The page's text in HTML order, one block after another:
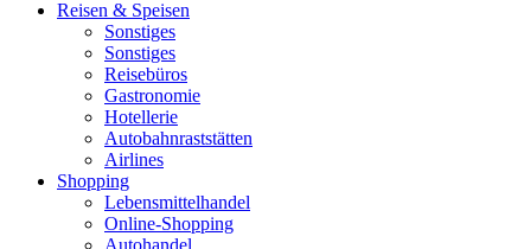
Reisen & Speisen
Sonstiges
Sonstiges
Reisebüros
Gastronomie
Hotellerie
Autobahnraststätten
Airlines
Shopping
Lebensmittelhandel
Online-Shopping
Autohandel